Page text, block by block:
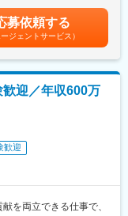
環境
をサポート
り
トに配属される『コン
です。それぞれ異なる
して活動しています。
在籍しています。社員
にあって、私たちの事
の源泉となるのは人財
置づけ、積極的な投
スキル習得も含め階層
月）、報酬改定年1回■
円の一時金を支給賃金
て上下する可能性が
表記です。
募依頼する
ージェントサービス）
迎／年収600万
歓迎
を両立できる仕事で、